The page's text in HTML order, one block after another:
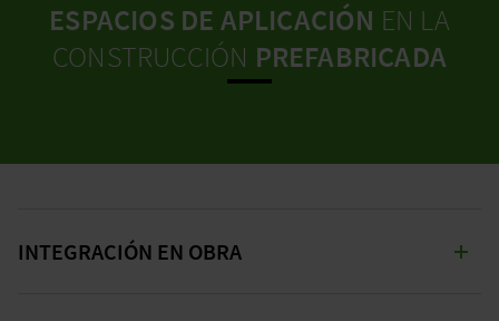
ESPACIOS DE APLICACIÓN EN LA
CONSTRUCCIÓN PREFABRICADA
INTEGRACIÓN EN OBRA